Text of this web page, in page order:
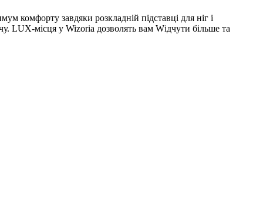
комфорту завдяки розкладній підставці для ніг і
LUX-місця у Wizoria дозволять вам Wідчути більше та